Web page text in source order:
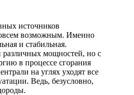
источников
возможным. Именно
и стабильная.
различных мощностей, но с
в процессе сгорания
на углях уходят все
Ведь, безусловно,